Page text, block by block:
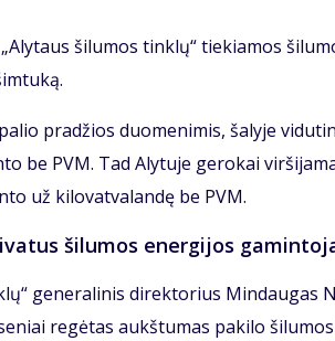
šilumos tinklų“ tiekiamos
pradžios duomenimis, šalyje
be PVM. Tad Alytuje gerokai
už kilovatvalandę be PVM.
šilumos energijos
generalinis direktorius Mindaugas
regėtas aukštumas pakilo